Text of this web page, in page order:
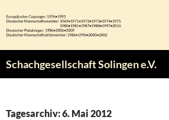
Inhalt
springen
Schachgesellschaft Solingen e.V.
Tagesarchiv: 6. Mai 2012